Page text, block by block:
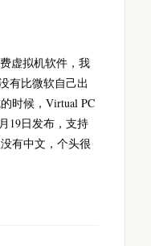
虚拟机软件，我
有比微软自己出
时候，Virtual PC
19日发布，支持
有中文，个头很